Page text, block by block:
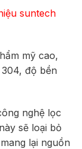
suntech
mỹ cao,
độ bền
nghệ lọc
sẽ loại bỏ
lại nguồn